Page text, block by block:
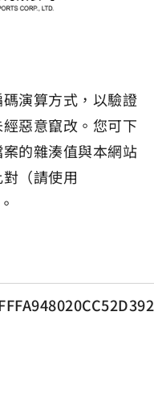
演算方式，以驗證
惡意竄改。您可下
的雜湊值與本網站
（請使用